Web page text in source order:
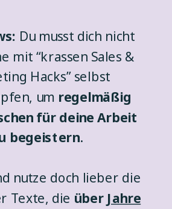
Du musst dich nicht
mit “krassen Sales &
Hacks” selbst
um regelmäßig
für deine Arbeit
begeistern.
nutze doch lieber die
Texte, die über Jahre